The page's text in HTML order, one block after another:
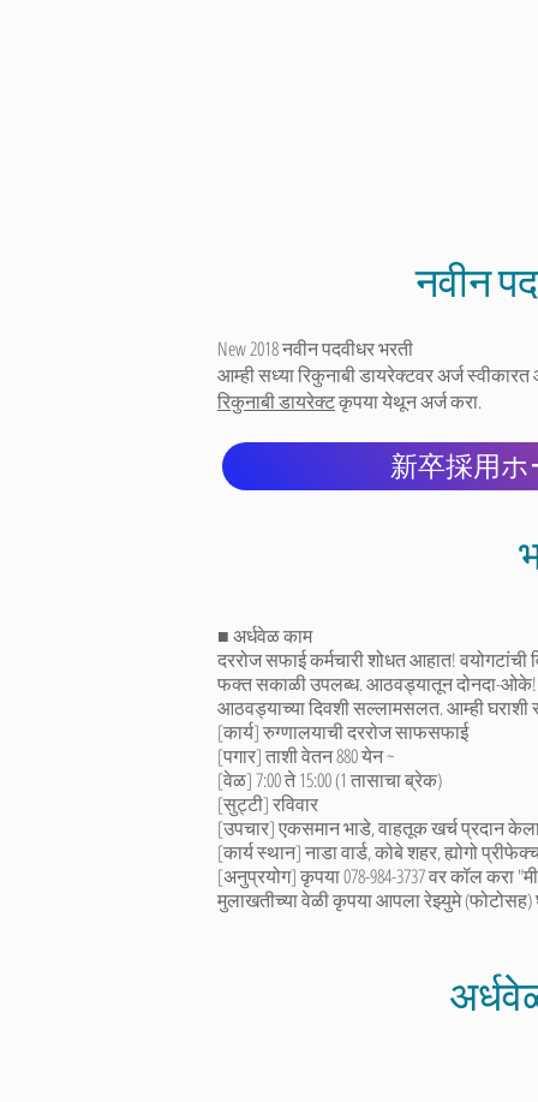
नवीन
New 2018 नवीन पदवीधर भरती
आम्ही सध्या रिकुनाबी डायरेक्टवर अर्ज
रिकुनाबी डायरेक्टकृपया येथून अर्ज करा.
新卒採用
■ अर्धवेळ काम
दररोज सफाई कर्मचारी शोधत आहात!
फक्त सकाळी उपलब्ध. आठवड्यातून दोनदा-ओके!
आठवड्याच्या दिवशी सल्लामसलत. आम्ही
[कार्य] रुग्णालयाची दररोज साफसफाई
[पगार] ताशी वेतन 880 येन ~
[वेळ] 7:00 ते 15:00 (1 तासाचा ब्रेक)
[सुट्टी] रविवार
[उपचार] एकसमान भाडे, वाहतूक खर्च प्रदान
[कार्य स्थान] नाडा वार्ड, कोबे शहर, ह्योगो
[अनुप्रयोग] कृपया 078-984-3737 वर कॉल करा
मुलाखतीच्या वेळी कृपया आपला रेझ्युमे